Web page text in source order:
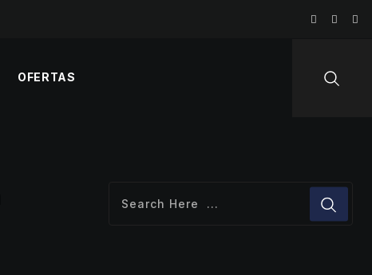
OFERTAS